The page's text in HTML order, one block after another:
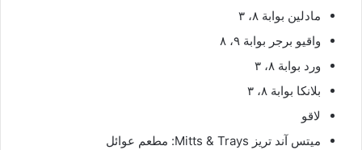
مادلين بوابة ٨، ٣
واقيو برجر بوابة ٩، ٨
ورد بوابة ٨، ٣
بلانكا بوابة ٨، ٣
لاقو
ميتس آند تريز Mitts & Trays: مطعم عوائل